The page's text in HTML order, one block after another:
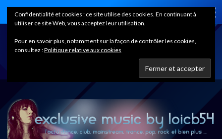
Home
Confidentialité et cookies : ce site utilise des cookies. En continuant à
utiliser ce site Web, vous acceptez leur utilisation.
Pour en savoir plus, notamment sur la façon de contrôler les cookies,
consultez :Politique relative aux cookies